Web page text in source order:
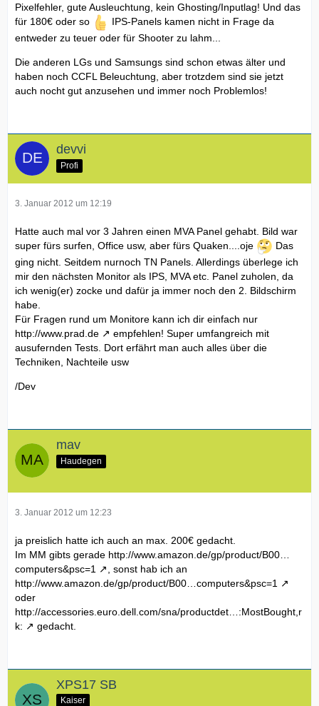
Pixelfehler, gute Ausleuchtung, kein Ghosting/Inputlag! Und das
für 180€ oder so
IPS-Panels kamen nicht in Frage da
entweder zu teuer oder für Shooter zu lahm...
Die anderen LGs und Samsungs sind schon etwas älter und
haben noch CCFL Beleuchtung, aber trotzdem sind sie jetzt
auch nocht gut anzusehen und immer noch Problemlos!
devvi
Profi
3. Januar 2012 um 12:19
Hatte auch mal vor 3 Jahren einen MVA Panel gehabt. Bild war
super fürs surfen, Office usw, aber fürs Quaken....oje
Das
ging nicht. Seitdem nurnoch TN Panels. Allerdings überlege ich
mir den nächsten Monitor als IPS, MVA etc. Panel zuholen, da
ich wenig(er) zocke und dafür ja immer noch den 2. Bildschirm
habe.
Für Fragen rund um Monitore kann ich dir einfach nur
http://www.prad.de
empfehlen! Super umfangreich mit
ausufernden Tests. Dort erfährt man auch alles über die
Techniken, Nachteile usw
/Dev
mav
Haudegen
3. Januar 2012 um 12:23
ja preislich hatte ich auch an max. 200€ gedacht.
Im MM gibts gerade http://www.amazon.de/gp/product/B00…
computers&psc=1
, sonst hab ich an
http://www.amazon.de/gp/product/B00…computers&psc=1
oder
http://accessories.euro.dell.com/sna/productdet…:MostBought,r
k:
gedacht.
XPS17 SB
Kaiser